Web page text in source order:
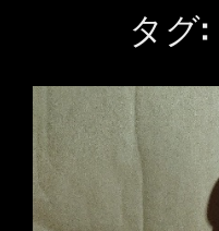
タグ: